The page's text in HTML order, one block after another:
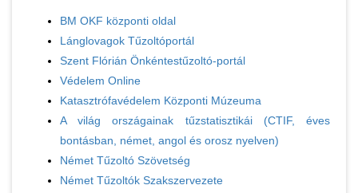
BM OKF központi oldal
Lánglovagok Tűzoltóportál
Szent Flórián Önkéntestűzoltó-portál
Védelem Online
Katasztrófavédelem Központi Múzeuma
A világ országainak tűzstatisztikái (CTIF, éves
bontásban, német, angol és orosz nyelven)
Német Tűzoltó Szövetség
Német Tűzoltók Szakszervezete